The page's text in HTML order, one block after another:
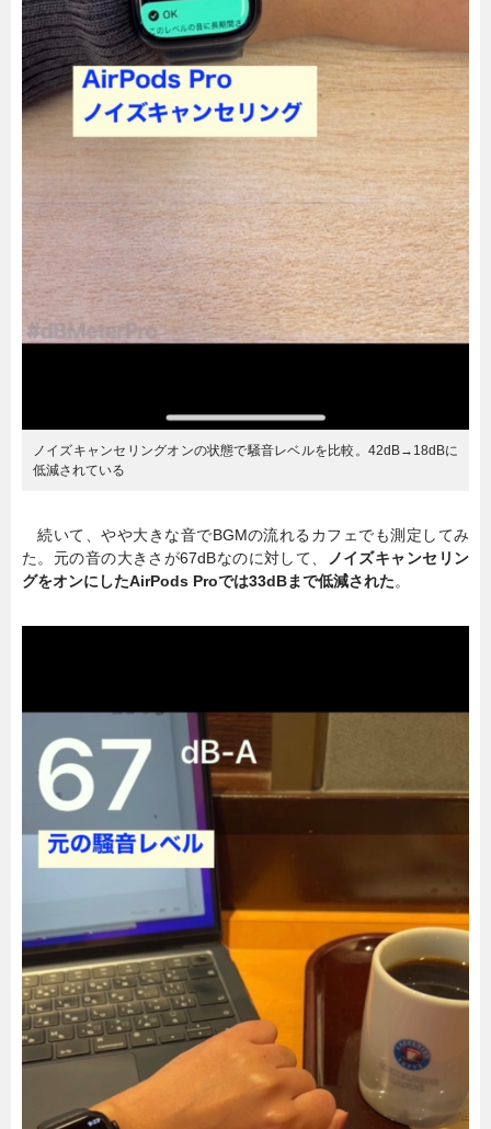
ノイズキャンセリングオンの状態で騒音レベルを比較。42dB→18dBに
低減されている
続いて、やや大きな音でBGMの流れるカフェでも測定してみ
た。元の音の大きさが67dBなのに対して、
ノイズキャンセリン
グをオンにしたAirPods Proでは33dBまで低減された。